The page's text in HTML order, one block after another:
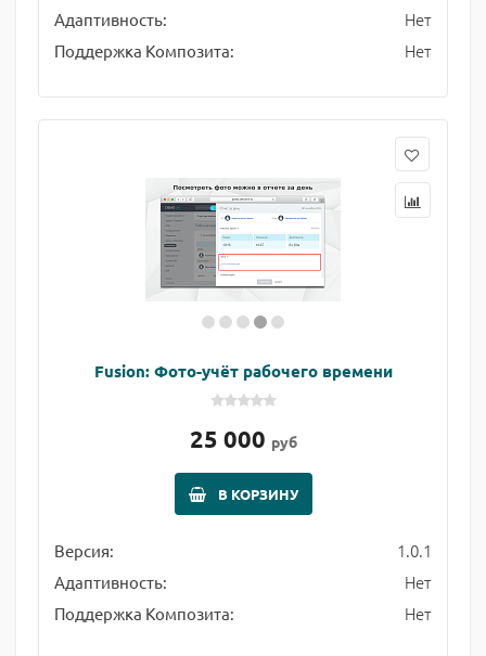
Адаптивность: Нет
Поддержка Композита: Нет
Fusion: Фото-учёт рабочего времени
25 000 руб
В КОРЗИНУ
Версия: 1.0.1
Адаптивность: Нет
Поддержка Композита: Нет